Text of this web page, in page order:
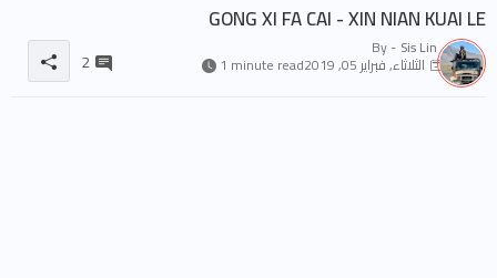
GONG XI FA CAI - XIN NIAN KUAI LE
By - Sis Lin
الثلاثاء, فبراير 05, 2019 1 minute read
2